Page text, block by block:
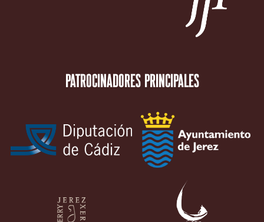
Patrocinadores principales